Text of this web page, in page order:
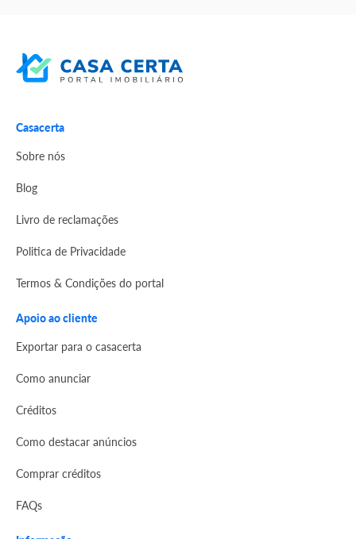
Casacerta
Sobre nós
Blog
Livro de reclamações
Politica de Privacidade
Termos & Condições do portal
Apoio ao cliente
Exportar para o casacerta
Como anunciar
Créditos
Como destacar anúncios
Comprar créditos
FAQs